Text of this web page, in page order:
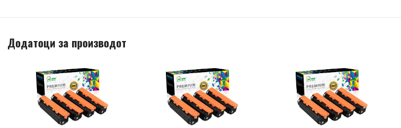
Додатоци за производот